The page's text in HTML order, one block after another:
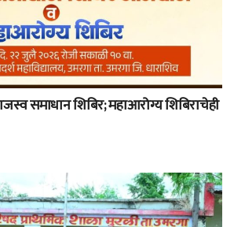
समाधान शिबिर; महाआरोग्य शिबिराचेही